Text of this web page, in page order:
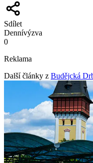
Sdílet
Dennívýzva
0
Reklama
Další články z Budějcká